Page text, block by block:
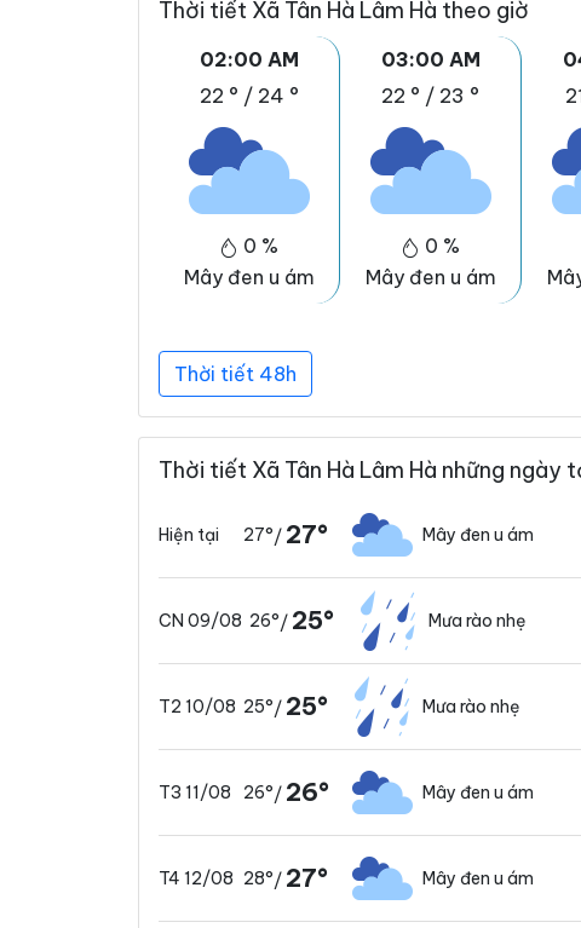
Thời tiết Xã Tân Hà Lâm Hà theo giờ
02:00 AM
22 ° / 24 °
0 %
Mây đen u ám
03:00 AM
22 ° / 23 °
0 %
Mây đen u ám
Thời tiết 48h
Thời tiết Xã Tân Hà Lâm Hà những ngày
Hiện tại 27°/ 27° Mây đen u ám
CN 09/08 26°/ 25° Mưa rào nhẹ
T2 10/08 25°/ 25° Mưa rào nhẹ
T3 11/08 26°/ 26° Mây đen u ám
T4 12/08 28°/ 27° Mây đen u ám